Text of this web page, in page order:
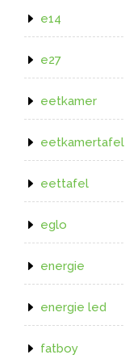
e14
e27
eetkamer
eetkamertafel
eettafel
eglo
energie
energie led
fatboy